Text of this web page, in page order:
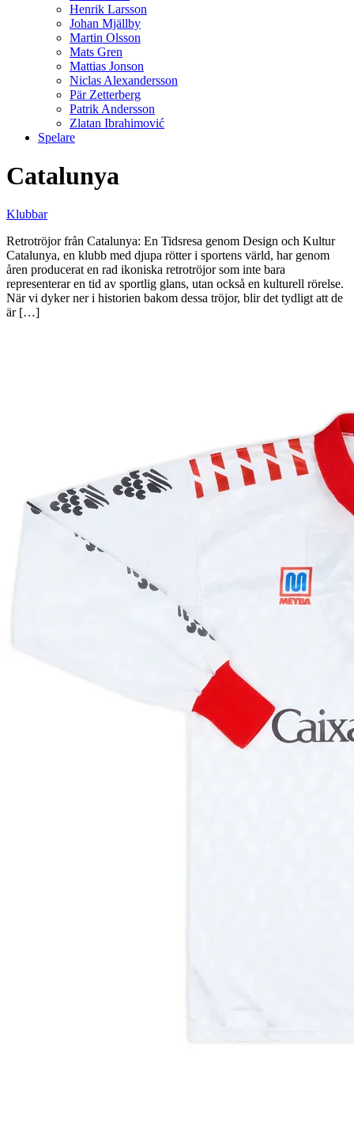
Henrik Larsson
Johan Mjällby
Martin Olsson
Mats Gren
Mattias Jonson
Niclas Alexandersson
Pär Zetterberg
Patrik Andersson
Zlatan Ibrahimović
Spelare
Catalunya
Klubbar
Retrotröjor från Catalunya: En Tidsresa genom Design och Kultur
Catalunya, en klubb med djupa rötter i sportens värld, har genom
åren producerat en rad ikoniska retrotröjor som inte bara
representerar en tid av sportlig glans, utan också en kulturell rörelse.
När vi dyker ner i historien bakom dessa tröjor, blir det tydligt att de
är […]